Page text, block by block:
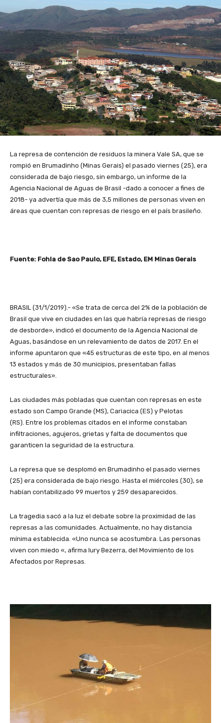
La represa de contención de residuos la minera Vale SA, que se
rompió en Brumadinho (Minas Gerais) el pasado viernes (25), era
considerada de bajo riesgo, sin embargo, un informe de la
Agencia Nacional de Aguas de Brasil -dado a conocer a fines de
2018- ya advertía que más de 3,5 millones de personas viven en
áreas que cuentan con represas de riesgo en el país brasileño.
Fuente: Fohla de Sao Paulo, EFE, Estado, EM Minas Gerais
BRASIL (31/1/2019).- «Se trata de cerca del 2% de la población de
Brasil que vive en ciudades en las que habría represas de riesgo
de desborde», indicó el documento de la Agencia Nacional de
Aguas, basándose en un relevamiento de datos de 2017. En el
informe apuntaron que «45 estructuras de este tipo, en al menos
13 estados y más de 30 municipios, presentaban fallas
estructurales».
Las ciudades más pobladas que cuentan con represas en este
estado son Campo Grande (MS), Cariacica (ES) y Pelotas
(RS). Entre los problemas citados en el informe constaban
infiltraciones, agujeros, grietas y falta de documentos que
garanticen la seguridad de la estructura.
La represa que se desplomó en Brumadinho el pasado viernes
(25) era considerada de bajo riesgo. Hasta el miércoles (30), se
habían contabilizado 99 muertos y 259 desaparecidos.
La tragedia sacó a la luz el debate sobre la proximidad de las
represas a las comunidades. Actualmente, no hay distancia
mínima establecida. «Uno nunca se acostumbra. Las personas
viven con miedo «, afirma Iury Bezerra, del Movimiento de los
Afectados por Represas.